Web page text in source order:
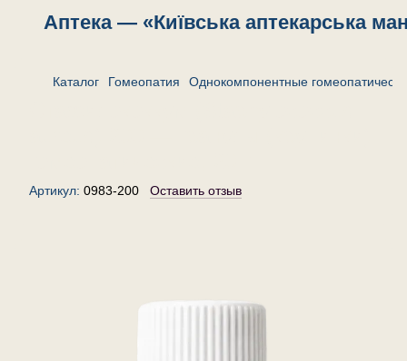
Аптека — «Київська аптекарська
Каталог Гомеопатия Однокомпонентные
Артикул: 0983-200 Оставить отзыв